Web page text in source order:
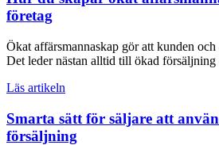
företag
Ökat affärsmannaskap gör att kunden
Det leder nästan alltid till ökad
Läs artikeln
Smarta sätt för säljare att
försäljning